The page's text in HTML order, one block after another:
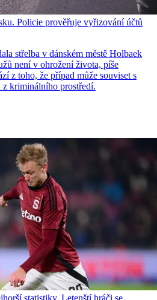
Policie prověřuje vyřizování účtů
střelba v dánském městě Holbaek
není v ohrožení života, píše
z toho, že případ může souviset s
kriminálního prostředí.